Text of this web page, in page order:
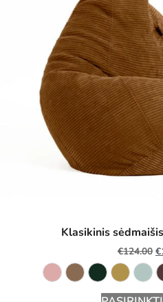
Klasikinis
€124.00 €